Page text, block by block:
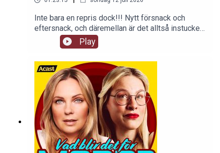
Inte bara en repris dock!!! Nytt försnack och
eftersnack, och däremellan är det alltså instucket
ett avsnitt från 17 december 2018. En annan tid!
Play